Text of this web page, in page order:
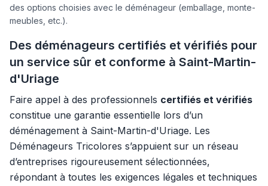
des options choisies avec le déménageur (emballage, monte-
meubles, etc.).
Des déménageurs certifiés et vérifiés pour
un service sûr et conforme à Saint-Martin-
d'Uriage
Faire appel à des professionnels certifiés et vérifiés
constitue une garantie essentielle lors d’un
déménagement à Saint-Martin-d'Uriage. Les
Déménageurs Tricolores s’appuient sur un réseau
d’entreprises rigoureusement sélectionnées,
répondant à toutes les exigences légales et techniques